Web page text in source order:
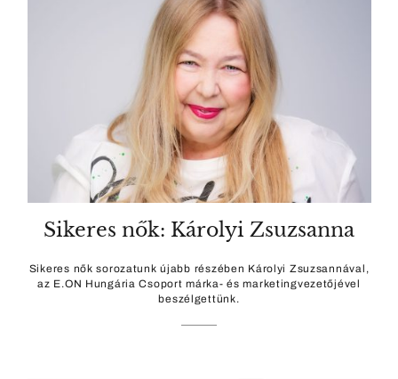
Sikeres nők: Károlyi Zsuzsanna
Sikeres nők sorozatunk újabb részében Károlyi Zsuzsannával,
az E.ON Hungária Csoport márka- és marketingvezetőjével
beszélgettünk.